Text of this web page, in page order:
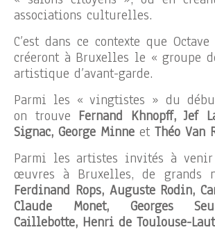
associations culturelles.
C’est dans ce contexte que
créeront à Bruxelles le « groupe
artistique d’avant-garde.
Parmi les « vingtistes » du
on trouve Fernand Khnopff, Jef
Signac, George Minne et Théo Van
Parmi les artistes invités à venir
œuvres à Bruxelles, de grands
Ferdinand Rops, Auguste Rodin,
Claude Monet, Georges
Caillebotte, Henri de Toulouse-